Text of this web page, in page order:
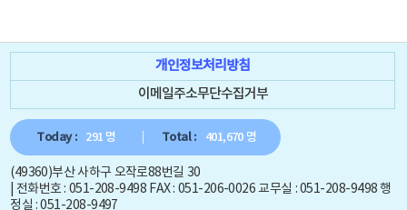
개인정보처리방침
이메일주소무단수집거부
Today : 291 명 Total : 401,670 명
(49360)부산 사하구 오작로88번길 30
| 전화번호 : 051-208-9498 FAX : 051-206-0026 교무실 : 051-208-9498 행
정실 : 051-208-9497